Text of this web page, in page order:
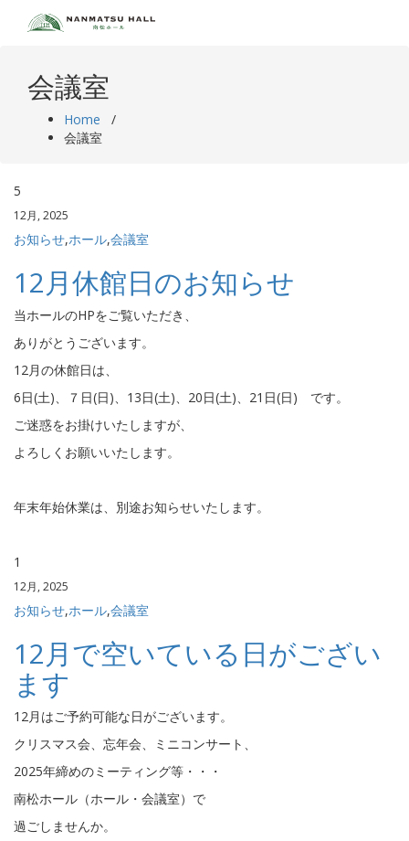
会議室
Home /
会議室
5
12月, 2025
お知らせ,ホール,会議室
12月休館日のお知らせ
当ホールのHPをご覧いただき、
ありがとうございます。
12月の休館日は、
6日(土)、７日(日)、13日(土)、20日(土)、21日(日) です。
ご迷惑をお掛けいたしますが、
よろしくお願いいたします。
年末年始休業は、別途お知らせいたします。
1
12月, 2025
お知らせ,ホール,会議室
12月で空いている日がござい
ます
12月はご予約可能な日がございます。
クリスマス会、忘年会、ミニコンサート、
2025年締めのミーティング等・・・
南松ホール（ホール・会議室）で
過ごしませんか。